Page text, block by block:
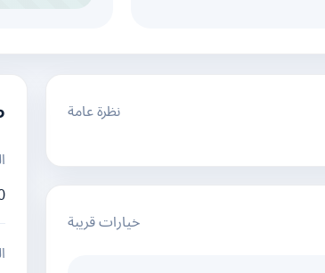
نظرة عامة
خيارات قريبة